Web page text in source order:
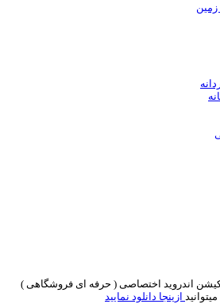
زمین
اندروید اختصاصی ( حرفه ای فروشگاهی )
ازینجا دانلود نمایید